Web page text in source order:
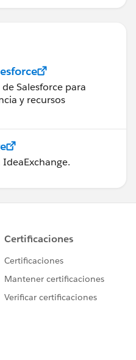
Salesforce para
y recursos
IdeaExchange.